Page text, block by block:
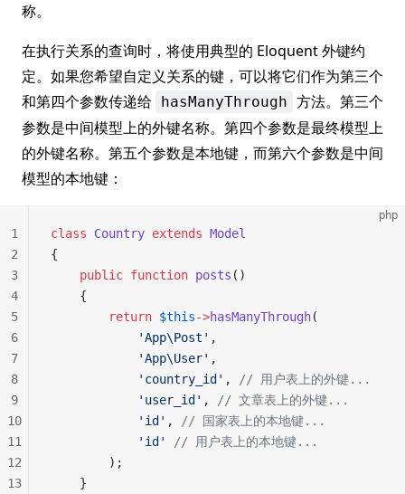
称。
在执行关系的查询时，将使用典型的 Eloquent 外键约
定。如果您希望自定义关系的键，可以将它们作为第三个
和第四个参数传递给 hasManyThrough 方法。第三个
参数是中间模型上的外键名称。第四个参数是最终模型上
的外键名称。第五个参数是本地键，而第六个参数是中间
模型的本地键：
php
class Country extends Model
{
    public
function posts ()
    {
        return
$this->hasManyThrough(
            'App\Post'
,
            'App\User'
,
            'country_id'
,
// 用户表上的外键...
            'user_id'
,
// 文章表上的外键...
            'id'
,
// 国家表上的本地键...
            'id'
// 用户表上的本地键...
        );
    }
1
2
3
4
5
6
7
8
9
10
11
12
13